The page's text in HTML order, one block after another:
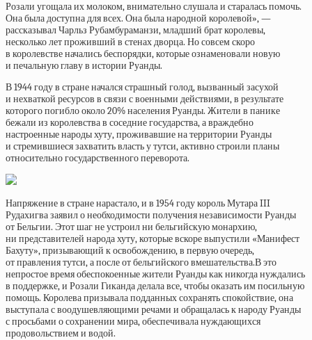
Розали угощала их молоком, внимательно слушала и старалась помочь.
Она была доступна для всех. Она была народной королевой», —
рассказывал Чарльз Рубамбураманзи, младший брат королевы,
несколько лет проживший в стенах дворца. Но совсем скоро
в королевстве начались беспорядки, которые ознаменовали новую
и печальную главу в истории Руанды.
В 1944 году в стране начался страшный голод, вызванный засухой
и нехваткой ресурсов в связи с военными действиями, в результате
которого погибло около 20% населения Руанды. Жители в панике
бежали из королевства в соседние государства, а враждебно
настроенные народы хуту, проживавшие на территории Руанды
и стремившиеся захватить власть у тутси, активно строили планы
относительно государственного переворота.
Напряжение в стране нарастало, и в 1954 году король Мутара III
Рудахигва заявил о необходимости получения независимости Руанды
от Бельгии. Этот шаг не устроил ни бельгийскую монархию,
ни представителей народа хуту, которые вскоре выпустили «Манифест
Бахуту», призывающий к освобождению, в первую очередь,
от правления тутси, а после от бельгийского вмешательства.В это
непростое время обеспокоенные жители Руанды как никогда нуждались
в поддержке, и Розали Гиканда делала все, чтобы оказать им посильную
помощь. Королева призывала подданных сохранять спокойствие, она
выступала с воодушевляющими речами и обращалась к народу Руанды
с просьбами о сохранении мира, обеспечивала нуждающихся
продовольствием и водой.